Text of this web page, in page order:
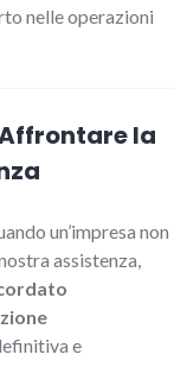
nelle operazioni
la
un’impresa non
assistenza,
e